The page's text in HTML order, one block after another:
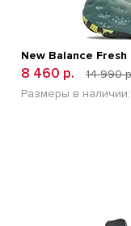
New Balance
8 460 р.
14 990
Размеры в наличии: